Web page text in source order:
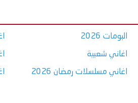
البومات 2026
اغاني شعبية
اغاني مسلسلات رمضان 2026